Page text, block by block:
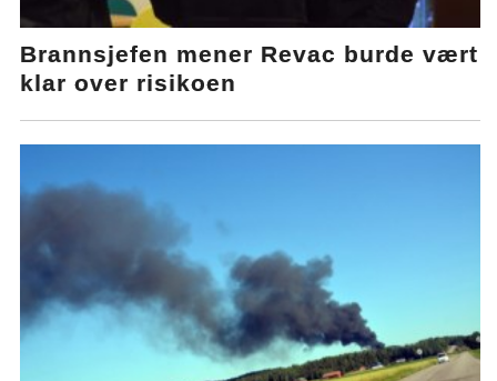
Brannsjefen mener Revac burde vært
klar over risikoen